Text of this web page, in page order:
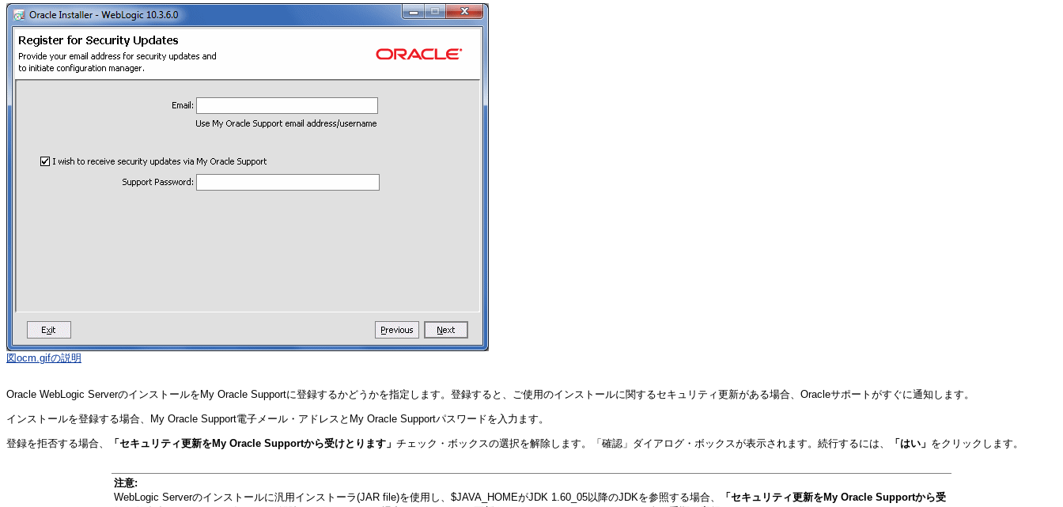
図ocm.gifの説明
Oracle WebLogic ServerのインストールをMy Oracle Supportに登録するかどうかを指定します。登録すると、ご使用のインストールに関するセキュリティ更新がある場合、Oracleサポートがすぐに通知します。
インストールを登録する場合、My Oracle Support電子メール・アドレスとMy Oracle Supportパスワードを入力ます。
登録を拒否する場合、 「セキュリティ更新をMy Oracle Supportから受けとります」 チェック・ボックスの選択を解除します。 「確認」 ダイアログ・ボックスが表示されます。続行するには、 「はい」 をクリックします。
注意:
WebLogic Serverのインストールに汎用インストーラ(JAR file)を使用し、$JAVA_HOMEがJDK 1.60_05以降のJDKを参照する場合、
「セキュリティ更新をMy Oracle Supportから受